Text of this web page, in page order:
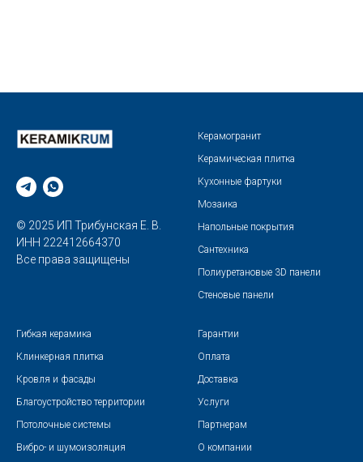
© 2025 ИП Трибунская Е. В.
ИНН 222412664370
Все права защищены
Керамогранит
Керамическая плитка
Кухонные фартуки
Мозаика
Напольные покрытия
Сантехника
Полиуретановые 3D панели
Стеновые панели
Гибкая керамика
Клинкерная плитка
Кровля и фасады
Благоустройство территории
Потолочные системы
Вибро- и шумоизоляция
Гарантии
Оплата
Доставка
Услуги
Партнерам
О компании